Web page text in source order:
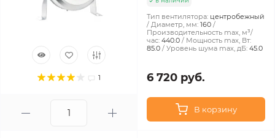
1
Тип вентилятора: центробежный
Диаметр, мм: 160
Производительность max, м³/
час: 440.0
Мощность max, Вт:
85.0
Уровень шума max, дБ: 45.0
6 720 руб.
В корзину